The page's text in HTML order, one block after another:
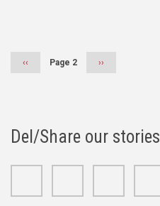
Previous
‹‹ Page 2
Next
››
Del/Share our stories